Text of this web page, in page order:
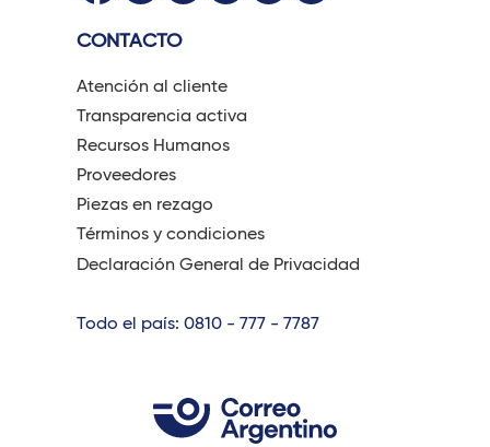
CONTACTO
Atención al cliente
Transparencia activa
Recursos Humanos
Proveedores
Piezas en rezago
Términos y condiciones
Declaración General de Privacidad
Todo el país: 0810 - 777 - 7787